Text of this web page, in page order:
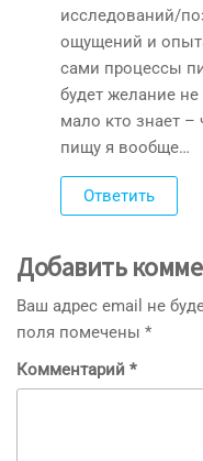
исследований/
ощущений и
сами процессы
будет желание
мало кто знает
пищу я вообще…
Ответить
Добавить
Ваш адрес email не
поля помечены *
Комментарий *